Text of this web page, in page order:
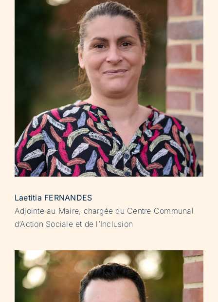
Laetitia FERNANDES
Adjointe au Maire, chargée du Centre Communal
d’Action Sociale et de l’Inclusion